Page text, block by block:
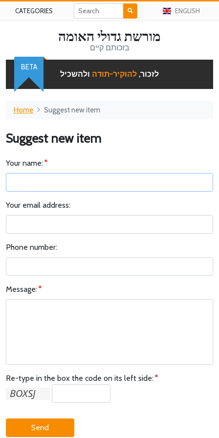
CATEGORIES ENGLISH
מורשת גדולי האומה
בזכותם קיים
לזכור, להוקיר-תודה ולהשכיל
BETA
Home Suggest new item
Suggest new item
Your name:
Your email address:
Phone number:
Message:
Re-type in the box the code on its left side:
Send